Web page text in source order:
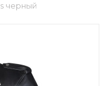
черный